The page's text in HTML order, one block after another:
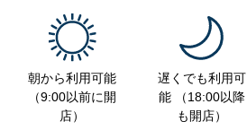
朝から利用可能
（9:00以前に開
店）
遅くでも利用可
能 （18:00以降
も開店）